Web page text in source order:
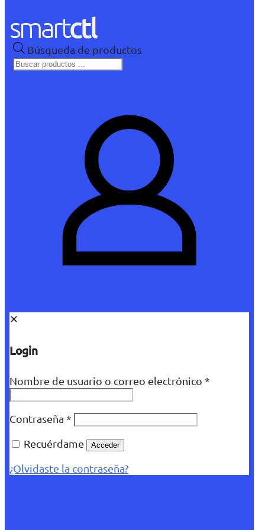
Búsqueda de productos
✕
Login
Nombre de usuario o correo electrónico *
Contraseña *
Recuérdame
Acceder
¿Olvidaste la contraseña?